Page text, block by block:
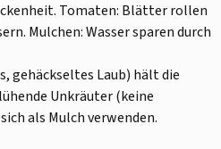
Tomaten: Blätter rollen
Mulchen: Wasser sparen durch
gehäckseltes Laub) hält die
Unkräuter (keine
als Mulch verwenden.